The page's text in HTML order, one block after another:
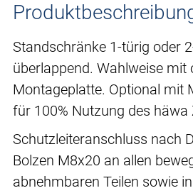
Standschränke 1-türig oder
überlappend. Wahlweise mit
Montageplatte. Optional mit
für 100% Nutzung des häwa
Schutzleiteranschluss nach
Bolzen M8x20 an allen
abnehmbaren Teilen sowie